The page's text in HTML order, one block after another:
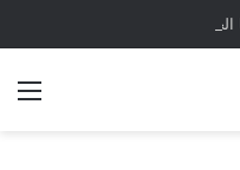
في تركيا تموز 2025